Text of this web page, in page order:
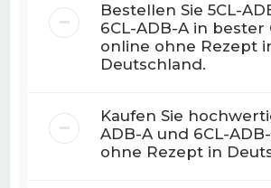
Bestellen Sie 5CL-
6CL-ADB-A in bester
online ohne Rezept
Deutschland.
Kaufen Sie
ADB-A und 6CL-
ohne Rezept in